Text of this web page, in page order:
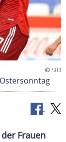
©SID
Frauen